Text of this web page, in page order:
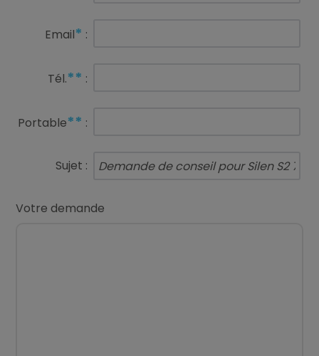
Email* :
Tél.** :
Portable** :
Sujet :
Votre demande